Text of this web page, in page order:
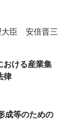
大臣 安倍晋三
おける産業集
律
成等のための